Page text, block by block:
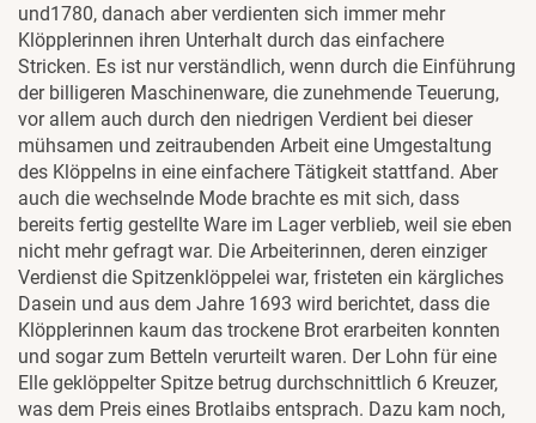
und1780, danach aber verdienten sich immer mehr
Klöpplerinnen ihren Unterhalt durch das einfachere
Stricken. Es ist nur verständlich, wenn durch die Einführung
der billigeren Maschinenware, die zunehmende Teuerung,
vor allem auch durch den niedrigen Verdient bei dieser
mühsamen und zeitraubenden Arbeit eine Umgestaltung
des Klöppelns in eine einfachere Tätigkeit stattfand. Aber
auch die wechselnde Mode brachte es mit sich, dass
bereits fertig gestellte Ware im Lager verblieb, weil sie eben
nicht mehr gefragt war. Die Arbeiterinnen, deren einziger
Verdienst die Spitzenklöppelei war, fristeten ein kärgliches
Dasein und aus dem Jahre 1693 wird berichtet, dass die
Klöpplerinnen kaum das trockene Brot erarbeiten konnten
und sogar zum Betteln verurteilt waren. Der Lohn für eine
Elle geklöppelter Spitze betrug durchschnittlich 6 Kreuzer,
was dem Preis eines Brotlaibs entsprach. Dazu kam noch,